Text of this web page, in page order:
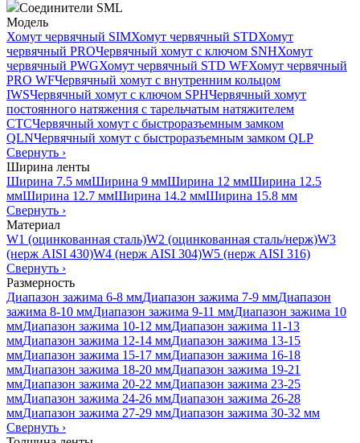
Соединители SML
Модель
Хомут червячный SIMХомут червячный STDХомут
червячный PROЧервячный хомут с ключом SNHХомут
червячный PWGХомут червячный STD WFХомут червячный
PRO WFЧервячный хомут с внутренним кольцом
IWSЧервячный хомут с ключом SPHЧервячный хомут
постоянного натяжения с тарельчатым натяжителем
CTCЧервячный хомут с быстроразъемным замком
QLNЧервячный хомут с быстроразъемным замком QLP
Свернуть ›
Ширина ленты
Ширина 7.5 ммШирина 9 ммШирина 12 ммШирина 12.5
ммШирина 12.7 ммШирина 14.2 ммШирина 15.8 мм
Свернуть ›
Материал
W1 (оцинкованная сталь)W2 (оцинкованная сталь/нерж)W3
(нерж AISI 430)W4 (нерж AISI 304)W5 (нерж AISI 316)
Свернуть ›
Размерность
Диапазон зажима 6-8 ммДиапазон зажима 7-9 ммДиапазон
зажима 8-10 ммДиапазон зажима 9-11 ммДиапазон зажима 10
ммДиапазон зажима 10-12 ммДиапазон зажима 11-13
ммДиапазон зажима 12-14 ммДиапазон зажима 13-15
ммДиапазон зажима 15-17 ммДиапазон зажима 16-18
ммДиапазон зажима 18-20 ммДиапазон зажима 19-21
ммДиапазон зажима 20-22 ммДиапазон зажима 23-25
ммДиапазон зажима 24-26 ммДиапазон зажима 26-28
ммДиапазон зажима 27-29 ммДиапазон зажима 30-32 мм
Свернуть ›